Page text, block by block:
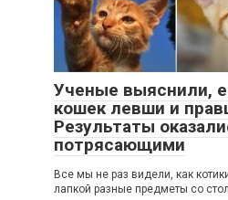
Ученые выяснили,
кошек левши и
Результаты
потрясающими
Все мы не раз видели, как
лапкой разные предметы со